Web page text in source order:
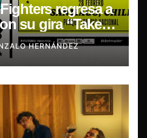
regresa a
su gira “Take
HERNÁNDEZ